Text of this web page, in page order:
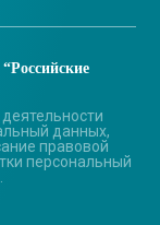
данных,
правовой
персональный